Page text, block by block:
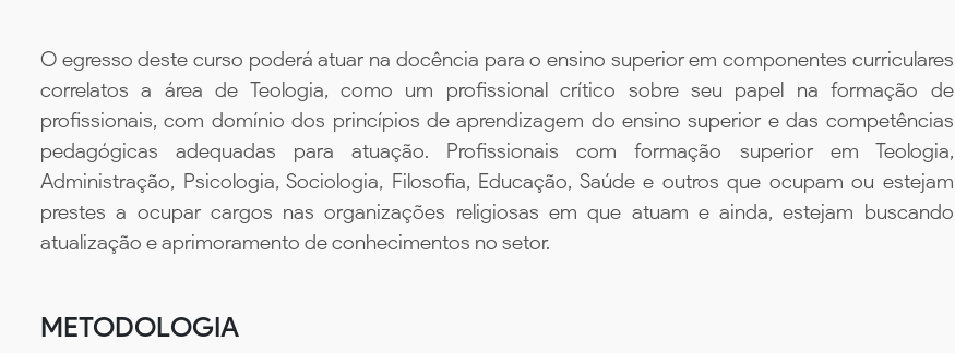
O egresso deste curso poderá atuar na docência para o ensino superior em componentes curriculares
correlatos a área de Teologia, como um profissional crítico sobre seu papel na formação de
profissionais, com domínio dos princípios de aprendizagem do ensino superior e das competências
pedagógicas adequadas para atuação. Profissionais com formação superior em Teologia,
Administração, Psicologia, Sociologia, Filosofia, Educação, Saúde e outros que ocupam ou estejam
prestes a ocupar cargos nas organizações religiosas em que atuam e ainda, estejam buscando
atualização e aprimoramento de conhecimentos no setor.
METODOLOGIA